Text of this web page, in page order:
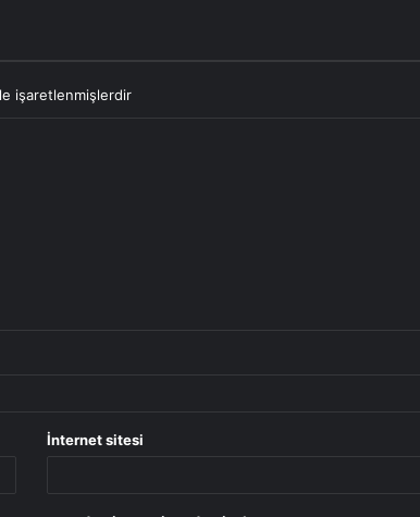
işaretlenmişlerdir
İnternet sitesi